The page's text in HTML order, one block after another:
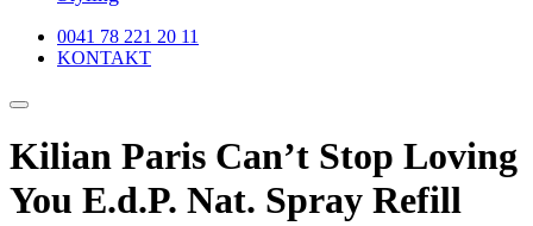
0041 78 221 20 11
KONTAKT
Kilian Paris Can’t Stop Loving
You E.d.P. Nat. Spray Refill